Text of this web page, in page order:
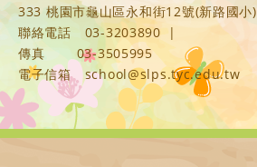
333 桃園市龜山區永和街12號(新路國小)
聯絡電話
03-3203890
|
傳真
03-3505995
電子信箱
school@slps.tyc.edu.tw